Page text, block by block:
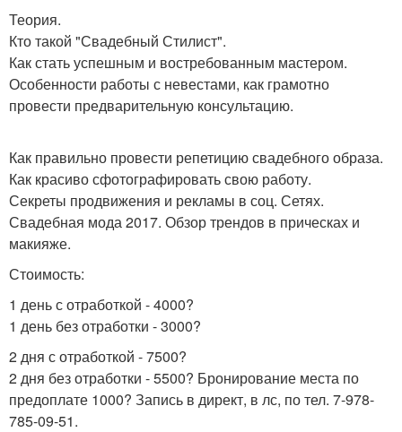
Теория.
Кто такой "Свадебный Стилист".
Как стать успешным и востребованным мастером.
Особенности работы с невестами, как грамотно
провести предварительную консультацию.
Как правильно провести репетицию свадебного образа.
Как красиво сфотографировать свою работу.
Секреты продвижения и рекламы в соц. Сетях.
Свадебная мода 2017. Обзор трендов в прическах и
макияже.
Стоимость:
1 день с отработкой - 4000?
1 день без отработки - 3000?
2 дня с отработкой - 7500?
2 дня без отработки - 5500? Бронирование места по
предоплате 1000? Запись в директ, в лс, по тел. 7-978-
785-09-51.